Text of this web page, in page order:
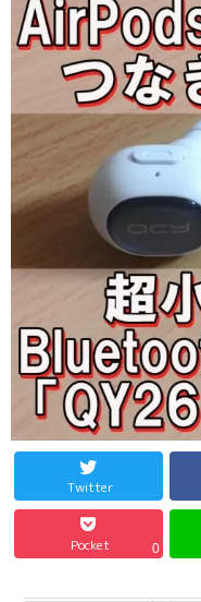
Twitter
Pocket 0